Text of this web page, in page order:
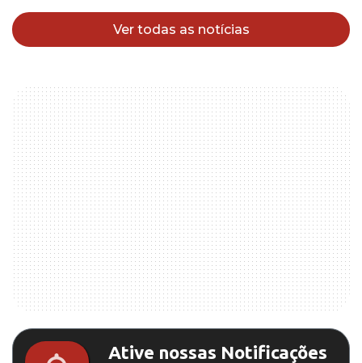
Ver todas as notícias
Ative nossas Notificações